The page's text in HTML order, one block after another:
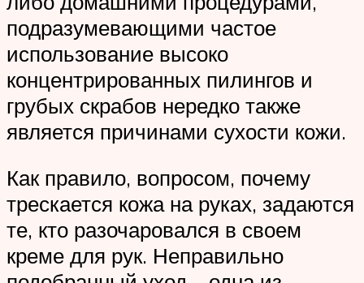
подразумевающими частое
использование высоко
концентрированных пилингов и
грубых скрабов нередко также
является причинами сухости кожи.
Как правило, вопросом, почему
трескается кожа на руках, задаются
те, кто разочаровался в своем
креме для рук. Неправильно